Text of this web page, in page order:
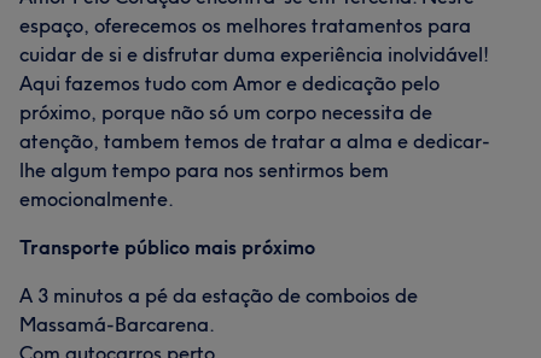
espaço, oferecemos os melhores tratamentos para
cuidar de si e disfrutar duma experiência inolvidável!
Aqui fazemos tudo com Amor e dedicação pelo
próximo, porque não só um corpo necessita de
atenção, tambem temos de tratar a alma e dedicar-
lhe algum tempo para nos sentirmos bem
emocionalmente.
Transporte público mais próximo
A 3 minutos a pé da estação de comboios de
Massamá-Barcarena.
Com autocarros perto.